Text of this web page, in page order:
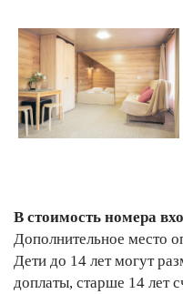
В стоимость номера
Дополнительное место
Дети до 14 лет могут
доплаты, старше 14 лет